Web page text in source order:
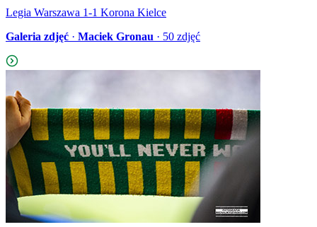
Legia Warszawa 1-1 Korona Kielce
Galeria zdjęć · Maciek Gronau · 50 zdjęć